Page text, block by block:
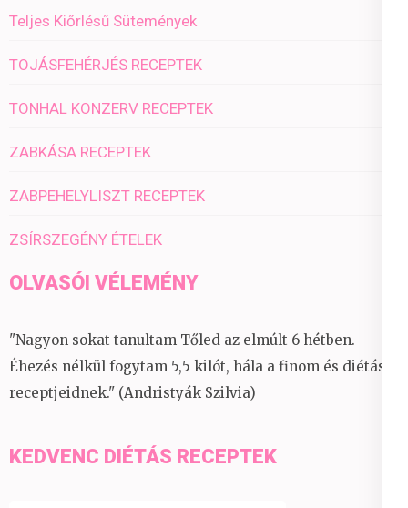
Teljes Kiőrlésű Sütemények
TOJÁSFEHÉRJÉS RECEPTEK
TONHAL KONZERV RECEPTEK
ZABKÁSA RECEPTEK
ZABPEHELYLISZT RECEPTEK
ZSÍRSZEGÉNY ÉTELEK
OLVASÓI VÉLEMÉNY
"Nagyon sokat tanultam Tőled az elmúlt 6 hétben.
Éhezés nélkül fogytam 5,5 kilót, hála a finom és diétás
receptjeidnek." (Andristyák Szilvia)
KEDVENC DIÉTÁS RECEPTEK